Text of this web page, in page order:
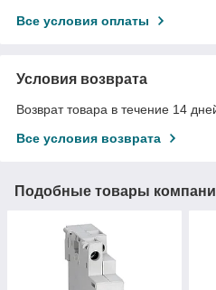
Все условия оплаты
Условия возврата
Возврат товара в течение 14
Все условия возврата
Подобные товары